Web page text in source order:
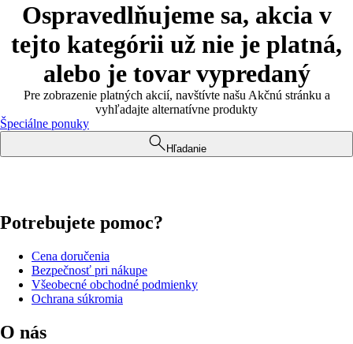
Ospravedlňujeme sa, akcia v
tejto kategórii už nie je platná,
alebo je tovar vypredaný
Pre zobrazenie platných akcií, navštívte našu Akčnú stránku a
vyhľadajte alternatívne produkty
Špeciálne ponuky
Hľadanie
Potrebujete pomoc?
Cena doručenia
Bezpečnosť pri nákupe
Všeobecné obchodné podmienky
Ochrana súkromia
O nás